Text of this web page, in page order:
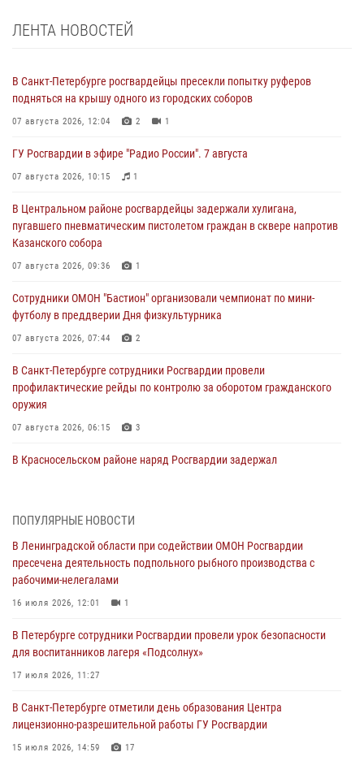
ЛЕНТА НОВОСТЕЙ
В Санкт-Петербурге росгвардейцы пресекли попытку руферов
подняться на крышу одного из городских соборов
07 августа 2026, 12:04 2 1
ГУ Росгвардии в эфире "Радио России". 7 августа
07 августа 2026, 10:15 1
В Центральном районе росгвардейцы задержали хулигана,
пугавшего пневматическим пистолетом граждан в сквере напротив
Казанского собора
07 августа 2026, 09:36 1
Сотрудники ОМОН "Бастион" организовали чемпионат по мини-
футболу в преддверии Дня физкультурника
07 августа 2026, 07:44 2
В Санкт-Петербурге сотрудники Росгвардии провели
профилактические рейды по контролю за оборотом гражданского
оружия
07 августа 2026, 06:15 3
В Красносельском районе наряд Росгвардии задержал
06 августа 2026, 13:39 1
В Центральном районе росгвардейцы оперативно задержали
хулигана, стрелявшего из пускового устройства рядом с жилыми
домами
06 августа 2026, 11:36
Сотрудники и военнослужащие Росгвардии обеспечили
правопорядок при проведении матча "Зенит" - "Балтика"
06 августа 2026, 07:30
В Выборгском районе наряд Росгвардии обнаружил
разыскиваемый преступный автотранспорт
05 августа 2026, 12:25 2
ПОПУЛЯРНЫЕ НОВОСТИ
В Ленинградской области при содействии ОМОН Росгвардии
пресечена деятельность подпольного рыбного производства с
рабочими-нелегалами
16 июля 2026, 12:01 1
В Петербурге сотрудники Росгвардии провели урок безопасности
для воспитанников лагеря «Подсолнух»
17 июля 2026, 11:27
В Санкт-Петербурге отметили день образования Центра
лицензионно-разрешительной работы ГУ Росгвардии
15 июля 2026, 14:59 17